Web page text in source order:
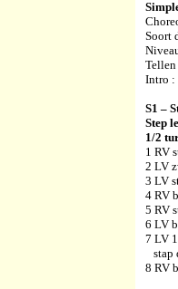
Soort
Intro :
S1 –
Step
1/2
1 RV
2 LV
3 LV
4 RV
5 RV
6 LV
7 LV
stap
8 RV